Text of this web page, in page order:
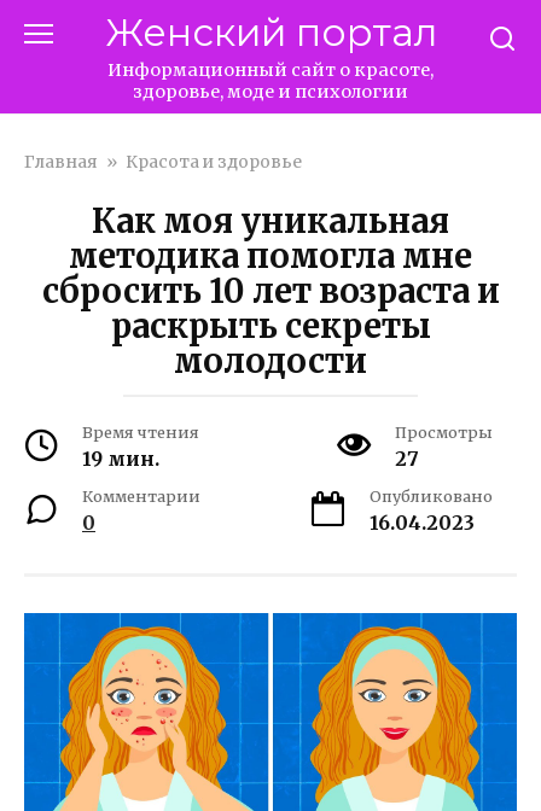
Женский портал
Информационный сайт о красоте,
здоровье, моде и психологии
Главная » Красота и здоровье
Как моя уникальная
методика помогла мне
сбросить 10 лет возраста и
раскрыть секреты
молодости
Время чтения
19 мин.
Просмотры
27
Комментарии
0
Опубликовано
16.04.2023